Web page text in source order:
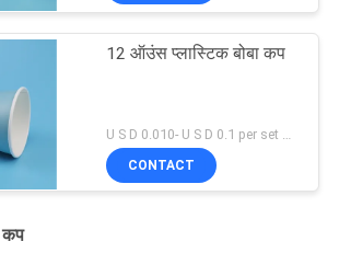
12 ऑउंस प्लास्टिक बोबा कप
CONTACT
कप